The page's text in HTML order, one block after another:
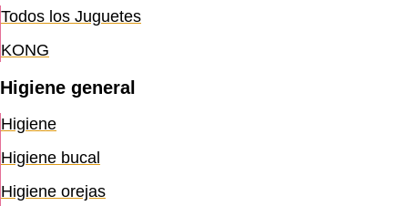
Todos los Juguetes
KONG
Higiene general
Higiene
Higiene bucal
Higiene orejas